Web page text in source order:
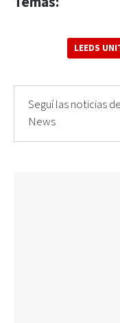
LEEDS
Seguí las noticias
News